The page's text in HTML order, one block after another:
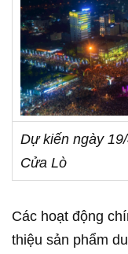
Dự kiến ngày
Cửa Lò
Các hoạt động
thiệu sản phẩm